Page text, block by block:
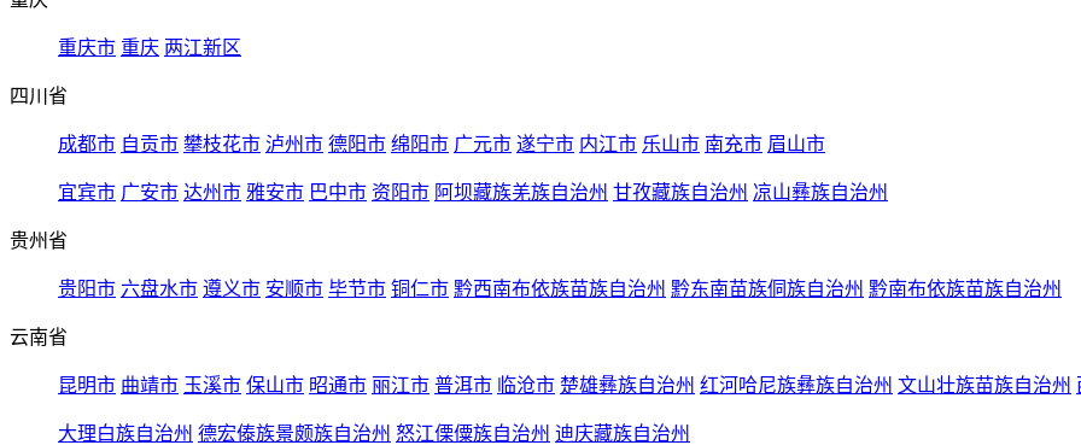
重庆市 重庆 两江新区
四川省
成都市 自贡市 攀枝花市 泸州市 德阳市 绵阳市 广元市 遂宁市 内江市 乐山市 南充市 眉山市
宜宾市 广安市 达州市 雅安市 巴中市 资阳市 阿坝藏族羌族自治州 甘孜藏族自治州 凉山彝族自治州
贵州省
贵阳市 六盘水市 遵义市 安顺市 毕节市 铜仁市 黔西南布依族苗族自治州 黔东南苗族侗族自治州 黔南布依族苗族自治州
云南省
昆明市 曲靖市 玉溪市 保山市 昭通市 丽江市 普洱市 临沧市 楚雄彝族自治州 红河哈尼族彝族自治州 文山壮族苗族自治州
大理白族自治州 德宏傣族景颇族自治州 怒江傈僳族自治州 迪庆藏族自治州